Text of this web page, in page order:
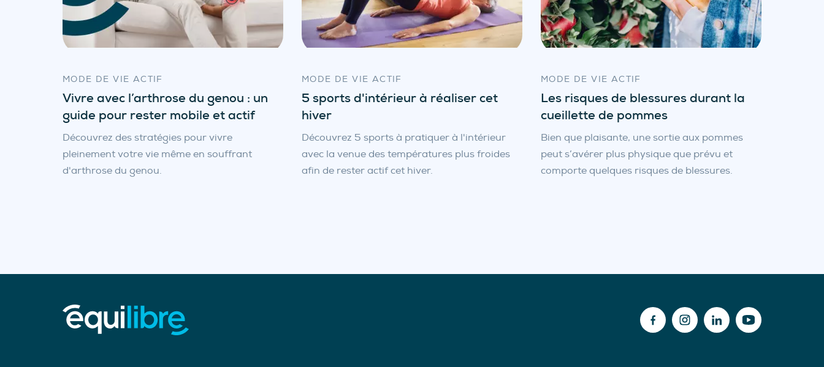
MODE DE VIE ACTIF
Vivre avec l’arthrose du genou : un
guide pour rester mobile et actif
Découvrez des stratégies pour vivre
pleinement votre vie même en souffrant
d'arthrose du genou.
MODE DE VIE ACTIF
5 sports d'intérieur à réaliser cet
hiver
Découvrez 5 sports à pratiquer à l'intérieur
avec la venue des températures plus froides
afin de rester actif cet hiver.
MODE DE VIE ACTIF
Les risques de blessures durant la
cueillette de pommes
Bien que plaisante, une sortie aux pommes
peut s’avérer plus physique que prévu et
comporte quelques risques de blessures.